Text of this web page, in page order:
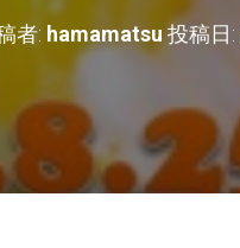
者: hamamatsu投稿日: